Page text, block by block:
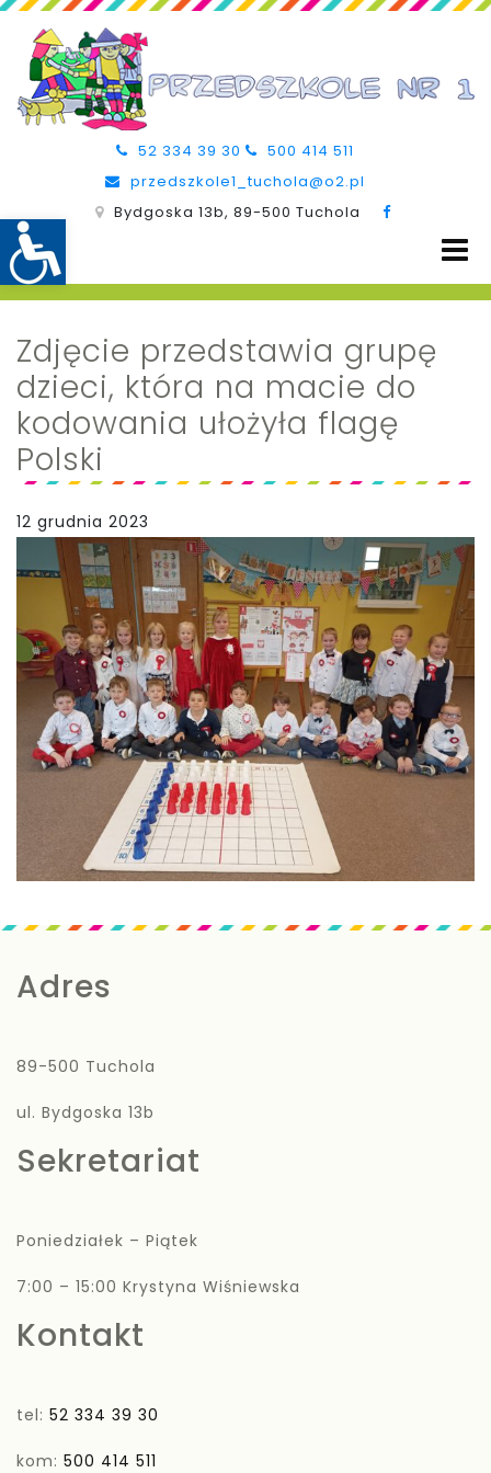
52 334 39 30
500 414 511
przedszkole1_tuchola@o2.pl
Bydgoska 13b, 89-500 Tuchola
Zdjęcie przedstawia grupę
dzieci, która na macie do
kodowania ułożyła flagę
Polski
12 grudnia 2023
Adres
89-500 Tuchola
ul. Bydgoska 13b
Sekretariat
Poniedziałek – Piątek
7:00 – 15:00 Krystyna Wiśniewska
Kontakt
tel: 52 334 39 30
kom: 500 414 511